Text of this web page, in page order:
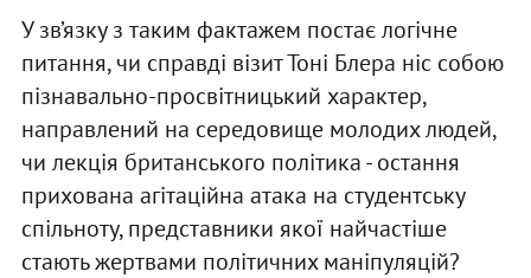
У зв’язку з таким фактажем постає логічне
питання, чи справді візит Тоні Блера ніс собою
пізнавально-просвітницький характер,
направлений на середовище молодих людей,
чи лекція британського політика - остання
прихована агітаційна атака на студентську
спільноту, представники якої найчастіше
стають жертвами політичних маніпуляцій?